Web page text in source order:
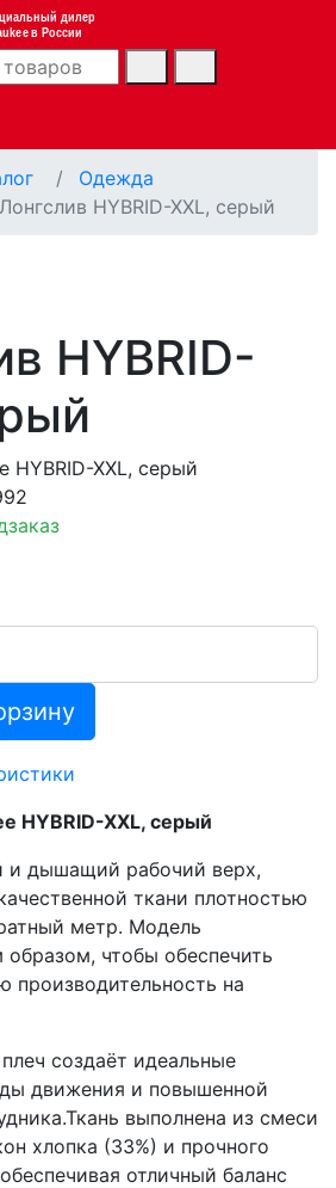
дилер
в России
Одежда
Лонгслив HYBRID-XXL, серый
HYBRID-
HYBRID-XXL, серый
HYBRID-XXL, серый
и дышащий рабочий верх,
ткани плотностью
метр. Модель
образом, чтобы обеспечить
производительность на
создаёт идеальные
движения и повышенной
выполнена из смеси
хлопка (33%) и прочного
отличный баланс